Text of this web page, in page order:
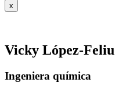
x
Vicky López-Feliu
Ingeniera química